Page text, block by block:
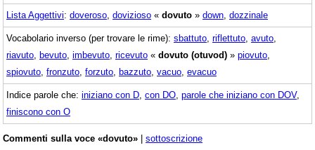
Lista Aggettivi: doveroso dovizioso « dovuto » down dozzinale
Vocabolario inverso (per trovare le rime): sbattuto riflettuto avuto
riavuto bevuto imbevuto ricevuto « dovuto (otuvod) » piovuto
spiovuto fronzuto forzuto bazzuto vacuo evacuo
Indice parole che: iniziano con D con DO parole che iniziano con DOV,
finiscono con O
Commenti sulla voce «dovuto» | sottoscrizione